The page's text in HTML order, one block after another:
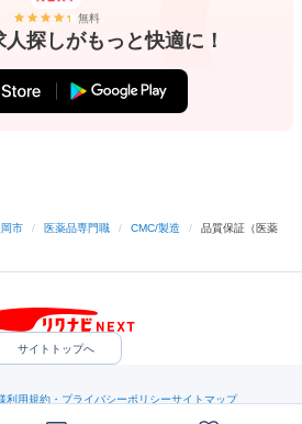
無料
探しがもっと快適に！
岡市 / 医薬品専門職 / CMC/製造 /
品質保証（医薬
サイトトップへ
利用規約・プライバシーポリシーサイトマップ